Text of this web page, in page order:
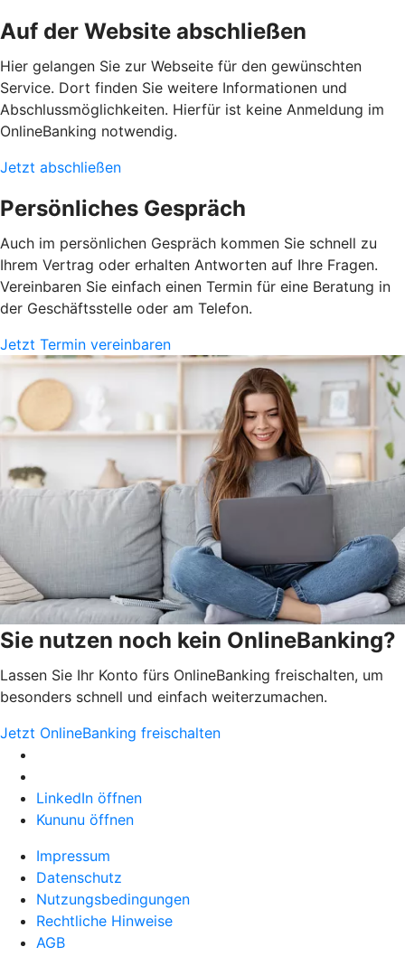
Auf der Website abschließen
Hier gelangen Sie zur Webseite für den gewünschten
Service. Dort finden Sie weitere Informationen und
Abschlussmöglichkeiten. Hierfür ist keine Anmeldung im
OnlineBanking notwendig.
Jetzt abschließen
Persönliches Gespräch
Auch im persönlichen Gespräch kommen Sie schnell zu
Ihrem Vertrag oder erhalten Antworten auf Ihre Fragen.
Vereinbaren Sie einfach einen Termin für eine Beratung in
der Geschäftsstelle oder am Telefon.
Jetzt Termin vereinbaren
Sie nutzen noch kein OnlineBanking?
Lassen Sie Ihr Konto fürs OnlineBanking freischalten, um
besonders schnell und einfach weiterzumachen.
Jetzt OnlineBanking freischalten
LinkedIn öffnen
Kununu öffnen
Impressum
Datenschutz
Nutzungsbedingungen
Rechtliche Hinweise
AGB